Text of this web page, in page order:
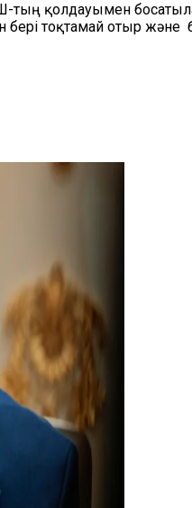
тың қолдауымен
тоқтамай отыр және